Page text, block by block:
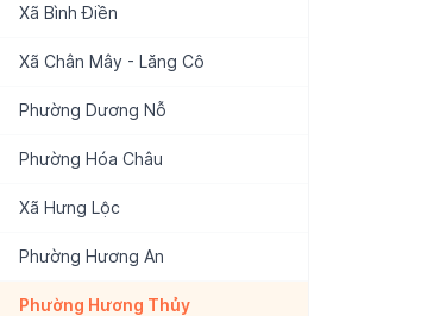
Xã Bình Điền
Xã Chân Mây - Lăng Cô
Phường Dương Nỗ
Phường Hóa Châu
Xã Hưng Lộc
Phường Hương An
Phường Hương Thủy